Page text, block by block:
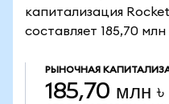
капитализация
составляет 185,70 млн
РЫНОЧНАЯ
185,70 млн ৳